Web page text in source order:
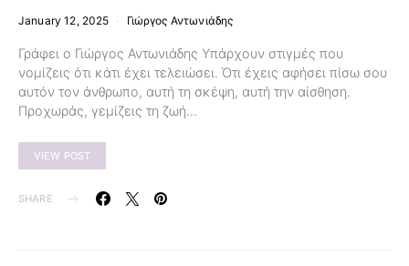
January 12, 2025 Γιώργος Αντωνιάδης
Γράφει ο Γιώργος Αντωνιάδης Υπάρχουν στιγμές που
νομίζεις ότι κάτι έχει τελειώσει. Ότι έχεις αφήσει πίσω σου
αυτόν τον άνθρωπο, αυτή τη σκέψη, αυτή την αίσθηση.
Προχωράς, γεμίζεις τη ζωή…
VIEW POST
SHARE